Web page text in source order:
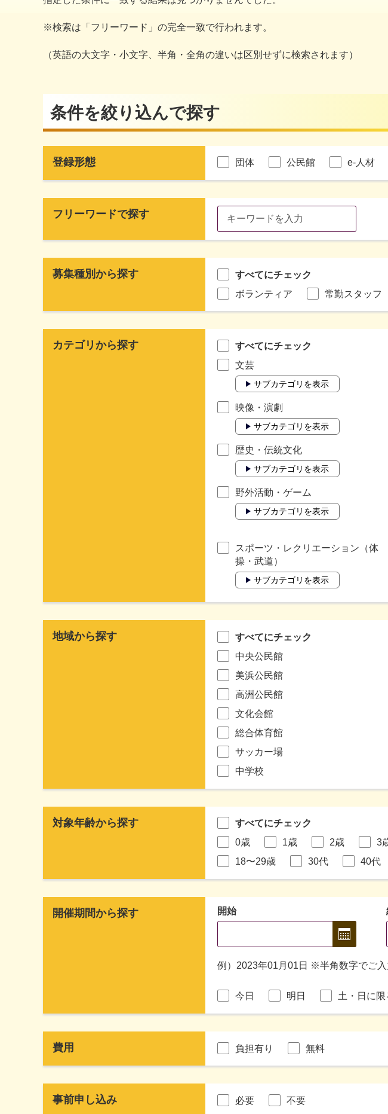
※検索は「フリーワード」の完全一致で行われます。
（英語の大文字・小文字、半角・全角の違いは区別せずに検索されます）
条件を絞り込んで探す
登録形態 団体 公民館 e-人材
フリーワードで探す
募集種別から探す
すべてにチェック
ボランティア
常勤スタッフ
カテゴリから探す
すべてにチェック
文芸
サブカテゴリを表示
映像・演劇
サブカテゴリを表示
歴史・伝統文化
サブカテゴリを表示
野外活動・ゲーム
サブカテゴリを表示
スポーツ・レクリエーション（体
操・武道）
サブカテゴリを表示
地域から探す
すべてにチェック
中央公民館
美浜公民館
高洲公民館
文化会館
総合体育館
サッカー場
中学校
対象年齢から探す
すべてにチェック
0歳
1歳 2歳 3
18〜29歳
30代 40代
開催期間から探す 開始
例）2023年01月01日 ※半角数字でご入
今日 明日 土・日に限
費用 負担有り 無料
事前申し込み 必要 不要